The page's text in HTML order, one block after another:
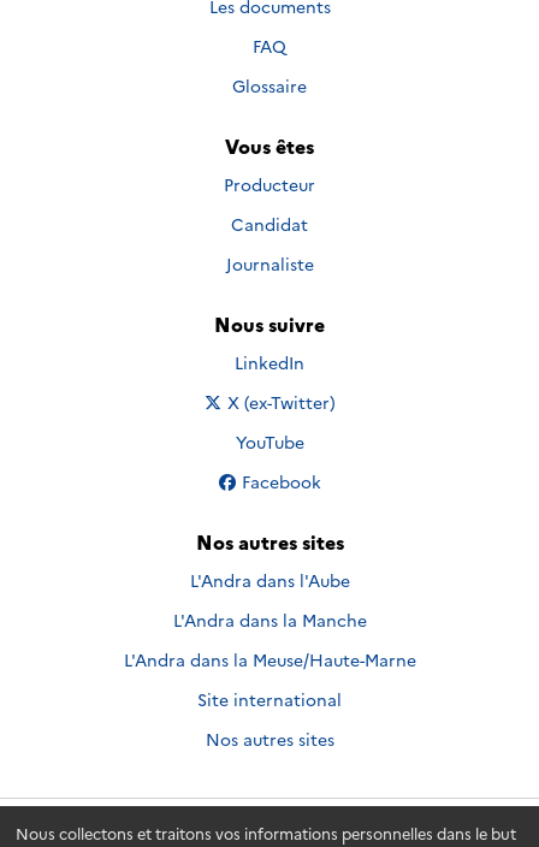
Nous collectons et traitons vos informations personnelles dans le but
Les documents
FAQ
Glossaire
Vous êtes
Producteur
Candidat
Journaliste
Nous suivre
Nous suivre sur
LinkedIn
Nous suivre sur
X (ex-Twitter)
Nous suivre sur
YouTube
Nous suivre sur
Facebook
Nos autres sites
L'Andra dans l'Aube
L'Andra dans la Manche
L'Andra dans la Meuse/Haute-Marne
Site international
Nos autres sites
Andra.fr © 2026 - Andra. Tous droits réservés.